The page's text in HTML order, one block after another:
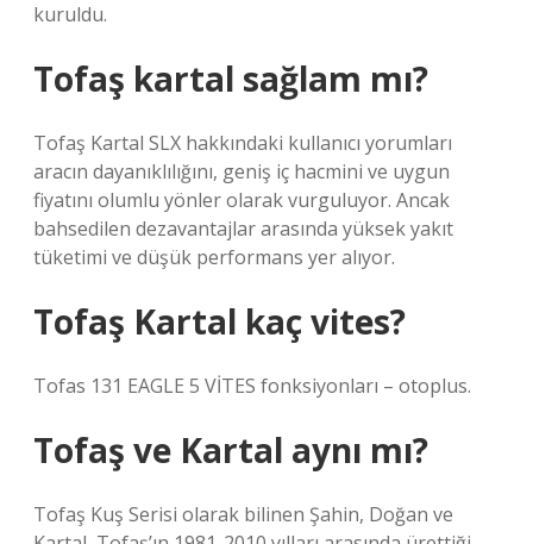
kuruldu.
Tofaş kartal sağlam mı?
Tofaş Kartal SLX hakkındaki kullanıcı yorumları
aracın dayanıklılığını, geniş iç hacmini ve uygun
fiyatını olumlu yönler olarak vurguluyor. Ancak
bahsedilen dezavantajlar arasında yüksek yakıt
tüketimi ve düşük performans yer alıyor.
Tofaş Kartal kaç vites?
Tofas 131 EAGLE 5 VİTES fonksiyonları – otoplus.
Tofaş ve Kartal aynı mı?
Tofaş Kuş Serisi olarak bilinen Şahin, Doğan ve